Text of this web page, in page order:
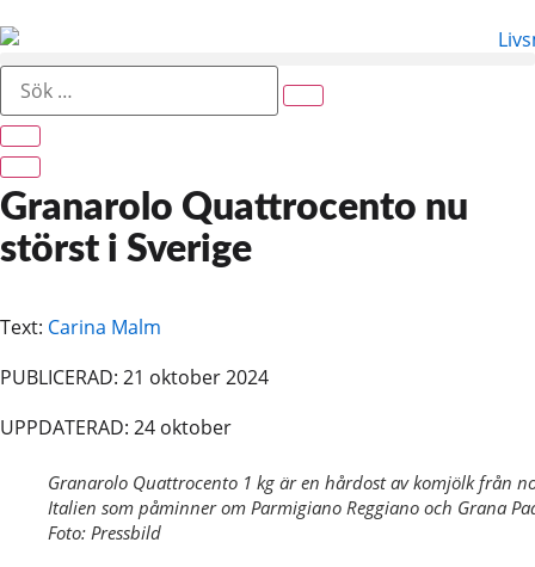
till
innehåll
Sök
Granarolo Quattrocento nu
störst i Sverige
Text: Carina Malm
PUBLICERAD: 21 oktober 2024
UPPDATERAD: 24 oktober
Granarolo Quattrocento 1 kg är en hårdost av komjölk från
Italien som påminner om Parmigiano Reggiano och Grana
Foto: Pressbild